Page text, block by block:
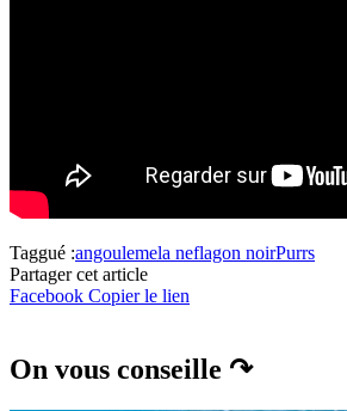
Taggué :angoulemela neflagon noirPurrs
Partager cet article
Facebook Copier le lien
On vous conseille ↷